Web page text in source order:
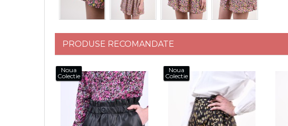
PRODUSE RECOMANDATE
Noua
Colectie
Noua
Colectie